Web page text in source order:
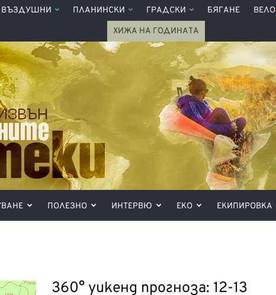
ВЪЗДУШНИ ПЛАНИНСКИ ГРАДСКИ БЯГАНЕ ВЕЛО
ХИЖА НА ГОДИНАТА
ПОЛЕЗНО ИНТЕРВЮ ЕКО ЕКИПИРОВКА
360° уикенд прогноза: 12-13